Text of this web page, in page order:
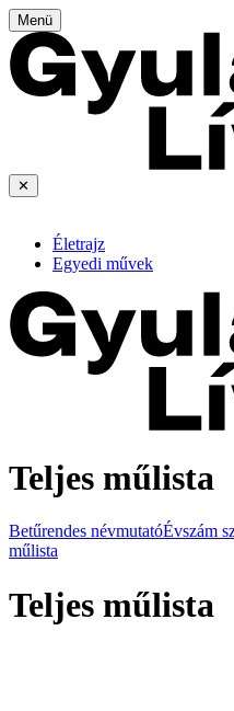
Menü
✕
Életrajz
Egyedi művek
Teljes műlista
Betűrendes névmutatóÉvszám
műlista
Teljes műlista